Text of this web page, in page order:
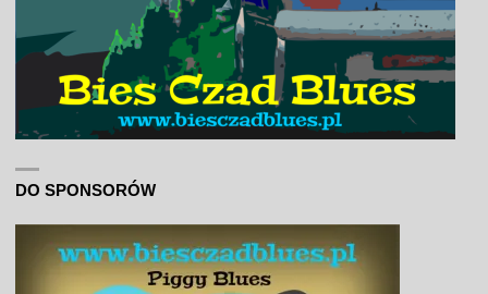
DO SPONSORÓW